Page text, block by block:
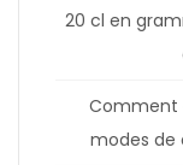
20 cl en
Comment
modes de